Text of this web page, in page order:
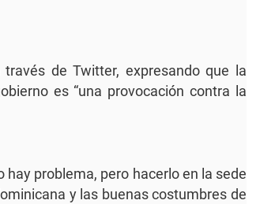
de Twitter, expresando que la
es “una provocación contra la
hay problema, pero hacerlo en la sede
y las buenas costumbres de